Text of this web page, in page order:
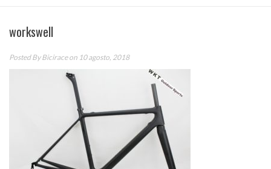
workswell
Posted ByBiciraceon 10 agosto, 2018